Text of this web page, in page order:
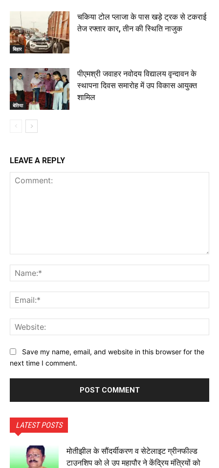
बिहार
चकिया टोल प्लाजा के पास खड़े ट्रक से टकराई
तेज रफ्तार कार, तीन की स्थिति नाजुक
बेतिया
पीएमश्री जवाहर नवोदय विद्यालय वृन्दावन के
स्थापना दिवस समारोह में उप विकास आयुक्त
शामिल
LEAVE A REPLY
Save my name, email, and website in this browser for the
next time I comment.
LATEST POSTS
मोतीझील के सौंदर्यीकरण व सेटेलाइट ग्रीनफील्ड
टाउनशिप को ले उप महापौर ने केंद्रिय मंत्रियों को